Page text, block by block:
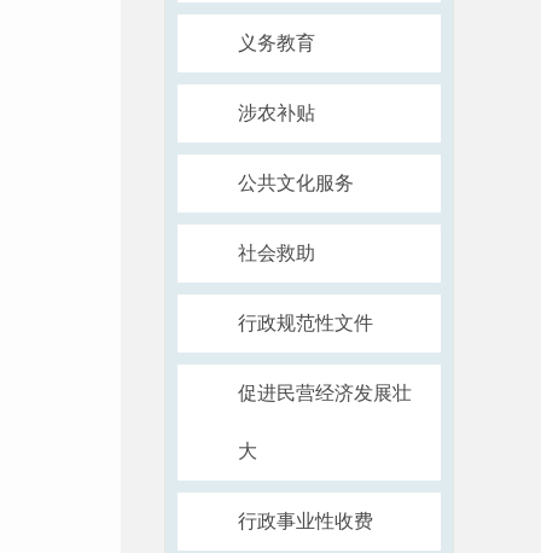
义务教育
涉农补贴
公共文化服务
社会救助
行政规范性文件
促进民营经济发展壮
大
行政事业性收费